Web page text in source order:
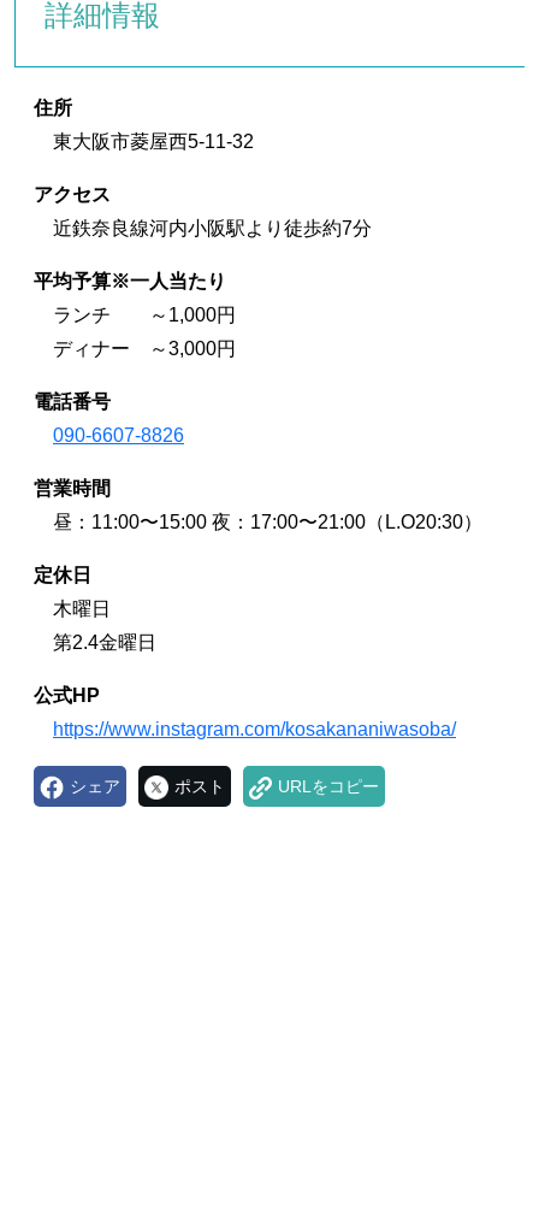
詳細情報
住所
東大阪市菱屋西5-11-32
アクセス
近鉄奈良線河内小阪駅より徒歩約7分
平均予算※一人当たり
ランチ ～1,000円
ディナー ～3,000円
電話番号
090-6607-8826
営業時間
昼：11:00〜15:00 夜：17:00〜21:00（L.O20:30）
定休日
木曜日
第2.4金曜日
公式HP
https://www.instagram.com/kosakananiwasoba/
シェア ポスト URLをコピー